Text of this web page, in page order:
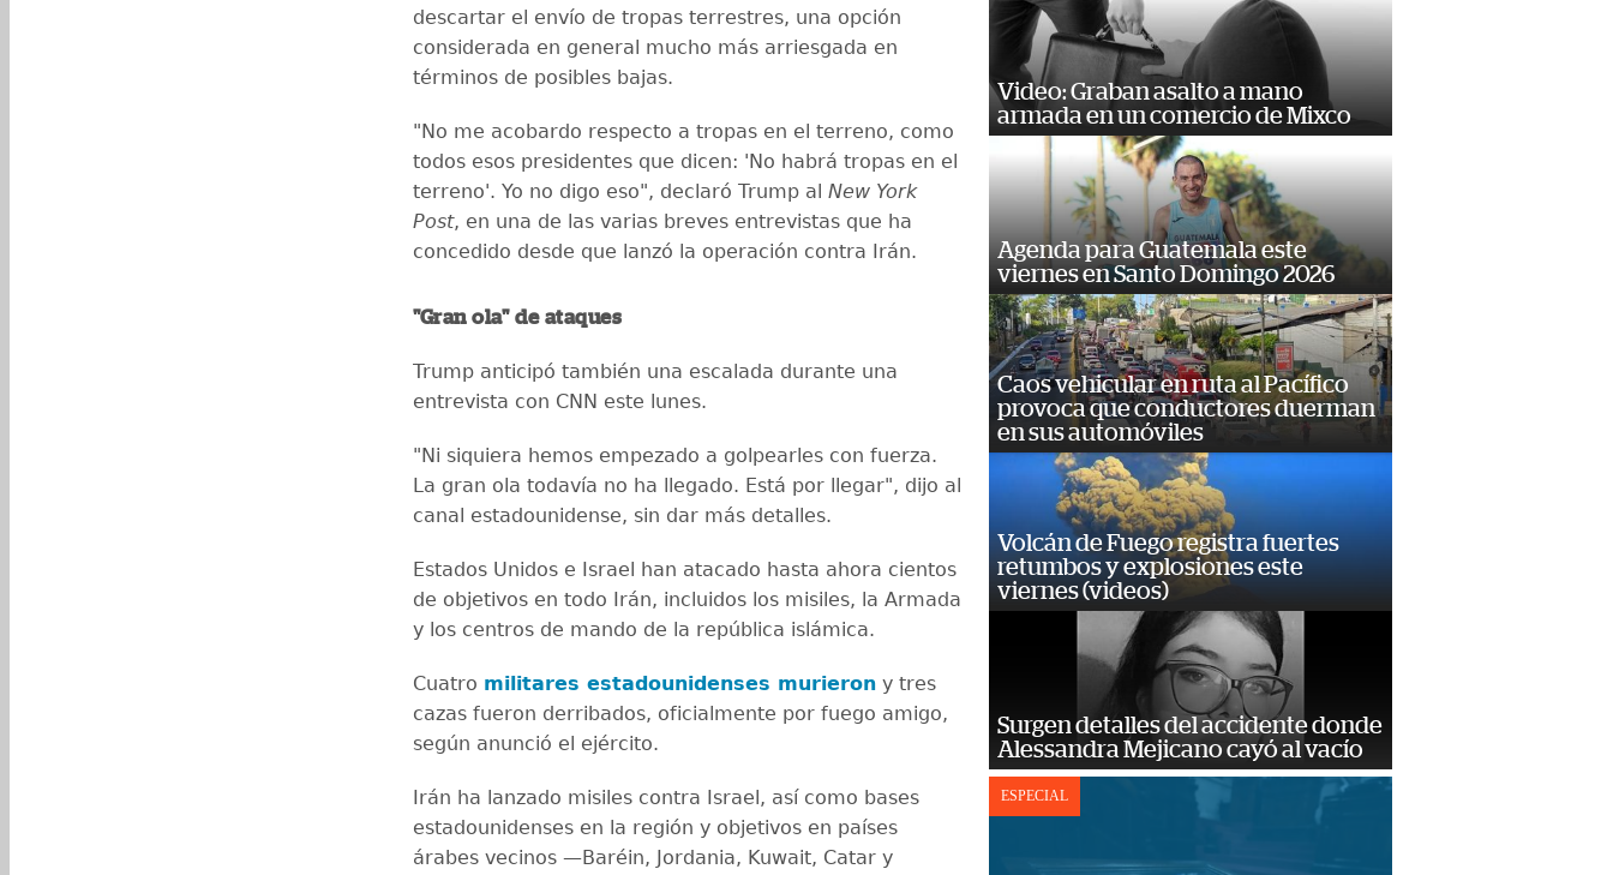
descartar el envío de tropas terrestres, una opción
considerada en general mucho más arriesgada en
términos de posibles bajas.
"No me acobardo respecto a tropas en el terreno, como
todos esos presidentes que dicen: 'No habrá tropas en el
terreno'. Yo no digo eso", declaró Trump al New York
Post, en una de las varias breves entrevistas que ha
concedido desde que lanzó la operación contra Irán.
"Gran ola" de ataques
Trump anticipó también una escalada durante una
entrevista con CNN este lunes.
"Ni siquiera hemos empezado a golpearles con fuerza.
La gran ola todavía no ha llegado. Está por llegar", dijo al
canal estadounidense, sin dar más detalles.
Estados Unidos e Israel han atacado hasta ahora cientos
de objetivos en todo Irán, incluidos los misiles, la Armada
y los centros de mando de la república islámica.
Cuatro militares estadounidenses murieron y tres
cazas fueron derribados, oficialmente por fuego amigo,
según anunció el ejército.
Irán ha lanzado misiles contra Israel, así como bases
estadounidenses en la región y objetivos en países
árabes vecinos —Baréin, Jordania, Kuwait, Catar y
Video: Graban asalto a mano
armada en un comercio de Mixco
Agenda para Guatemala este
viernes en Santo Domingo 2026
Caos vehicular en ruta al Pacífico
provoca que conductores duerman
en sus automóviles
Volcán de Fuego registra fuertes
retumbos y explosiones este
viernes (videos)
Surgen detalles del accidente donde
Alessandra Mejicano cayó al vacío
ESPECIAL